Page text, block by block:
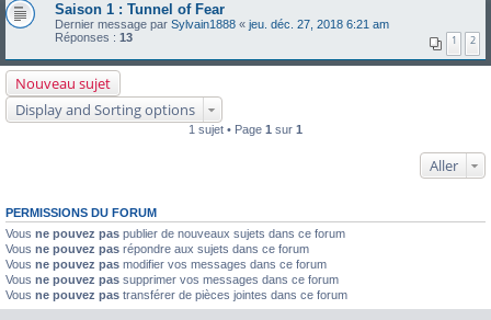
Saison 1 : Tunnel of Fear
Dernier message par Sylvain1888 « jeu. déc. 27, 2018 6:21 am
Réponses : 13 1 2
Nouveau sujet
Display and Sorting options
1 sujet • Page 1 sur 1
Aller
PERMISSIONS DU FORUM
Vous ne pouvez pas publier de nouveaux sujets dans ce forum
Vous ne pouvez pas répondre aux sujets dans ce forum
Vous ne pouvez pas modifier vos messages dans ce forum
Vous ne pouvez pas supprimer vos messages dans ce forum
Vous ne pouvez pas transférer de pièces jointes dans ce forum